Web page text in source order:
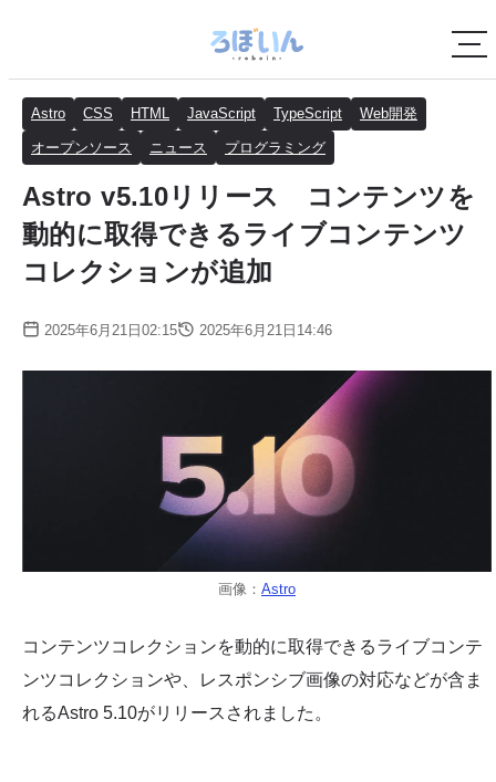
Astro CSS HTML JavaScript TypeScript Web開発
オープンソース ニュース プログラミング
Astro v5.10リリース コンテンツを
動的に取得できるライブコンテンツ
コレクションが追加
2025年6月21日02:15 2025年6月21日14:46
画像： Astro
コンテンツコレクションを動的に取得できるライブコンテ
ンツコレクションや、レスポンシブ画像の対応などが含ま
れるAstro 5.10がリリースされました。